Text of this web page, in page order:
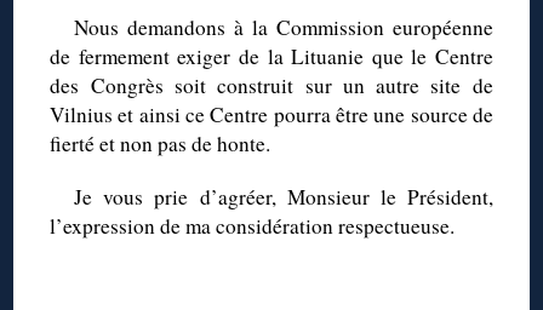
Nous demandons à la Commission européenne
de fermement exiger de la Lituanie que le Centre
des Congrès soit construit sur un autre site de
Vilnius et ainsi ce Centre pourra être une source de
fierté et non pas de honte.
Je vous prie d’agréer, Monsieur le Président,
l’expression de ma considération respectueuse.